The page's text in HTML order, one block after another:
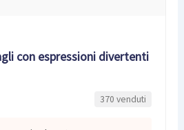
con espressioni divertenti
370 venduti